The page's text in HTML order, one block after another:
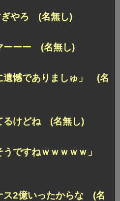
ぎやろ (名無し)
ーーー (名無し)
遺憾でありましゅ」 (名
るけどね (名無し)
うですねｗｗｗｗｗ」
ス2億いったからな (名